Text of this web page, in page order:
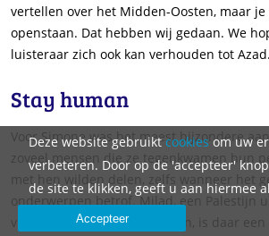
vertellen over het Midden-Oosten, maar
openstaan. Dat hebben wij gedaan. We
luisteraar zich ook kan verhouden tot
Stay human
Voor Simone was het meest bijzondere
zoveel mensen die ze tegenkwamen hun
met hen wilden delen, zelfs wanneer het
onderwerpen betrof. Milad, een Palestijn
vluchtelingenkamp in Libanon, is daar een
Deze website gebruiktcookies om uw
verbeteren. Door op de 'accepteer'
de site te klikken, geeft u aan hiermee
Accepteer